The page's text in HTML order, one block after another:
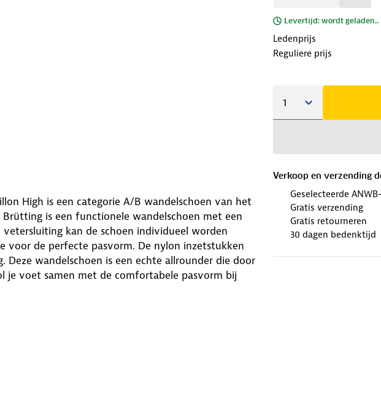
Levertijd: wordt geladen..
Ledenprijs
Reguliere prijs
Verkoop en verzending
Geselecteerde
Gratis verzending
Gratis retourneren
30 dagen bedenktijd
High is een categorie A/B wandelschoen van het
is een functionele wandelschoen met een
kan de schoen individueel worden
voor de perfecte pasvorm. De nylon inzetstukken
wandelschoen is een echte allrounder die door
je voet samen met de comfortabele pasvorm bij
in gaat en ver weg bent van de bewoonde
voeten.
van de Mount Crillon High:
nylon inzetstukken